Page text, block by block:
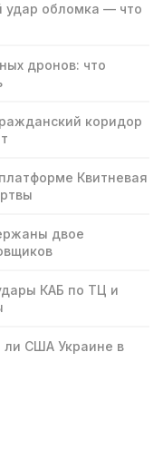
удар обломка — что
дронов: что
коридор
Квитневая
двое
КАБ по ТЦ и
ли США Украине в